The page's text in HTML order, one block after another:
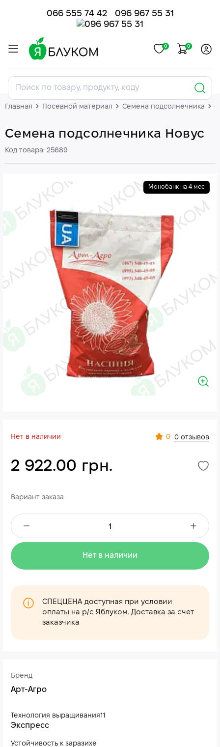
066 555 74 42 096 967 55 31
0 0
Главная Посевной материал Семена подсолнечника
Семена подсолнечника Новус
Код товара: 25689
Монобанк на 4 мес
Бренд
Арт-Агро
Технология выращивания11
Экспресс
Устойчивость к заразихе
Нет в наличии 0 0 отзывов
2 922.00 грн.
Вариант заказа
Нет в наличии
СПЕЦЦЕНА доступная при условии
оплаты на р/с Яблуком. Доставка за счет
заказчика